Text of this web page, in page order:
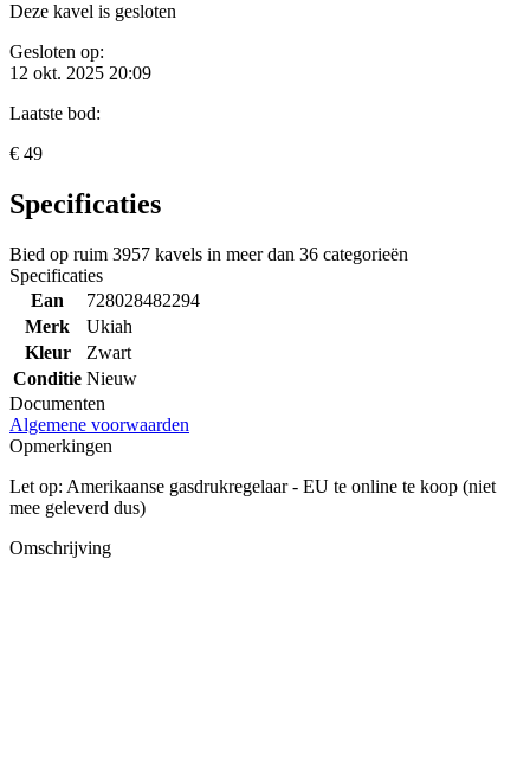
Deze kavel is gesloten
Gesloten op:
12 okt. 2025 20:09
Laatste bod:
€ 49
Specificaties
Bied op ruim 3957 kavels in meer dan 36 categorieën
Specificaties
Ean
728028482294
Merk
Ukiah
Kleur
Zwart
Conditie Nieuw
Documenten
Algemene voorwaarden
Opmerkingen
Let op: Amerikaanse gasdrukregelaar - EU te online te koop (niet
mee geleverd dus)
Omschrijving